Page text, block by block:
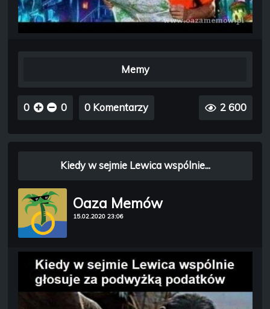
Memy
0 0 0 Komentarzy 2 600
Oaza Memów
15.02.2020 23:06
Kiedy w sejmie Lewica wspólnie...